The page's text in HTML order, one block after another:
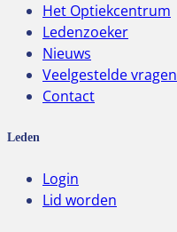
Het Optiekcentrum
Ledenzoeker
Nieuws
Veelgestelde vragen
Contact
Leden
Login
Lid worden